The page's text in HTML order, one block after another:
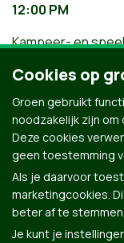
12:00 PM
Kampeer- en
Zomerfeest
Cookies op
Groen gebruikt
noodzakelijk zijn
Deze cookies
geen toestemming
Als je daarvoor
marketingcookies.
beter af te
Je kunt je